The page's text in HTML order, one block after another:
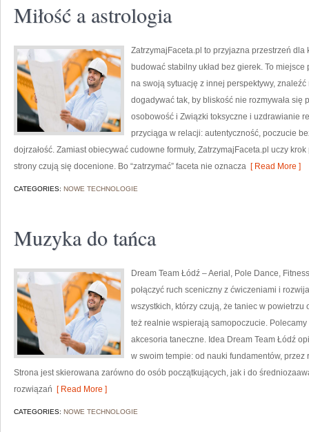
Miłość a astrologia
ZatrzymajFaceta.pl to przyjazna przestrzeń
budować stabilny układ bez gierek. To miejsce
na swoją sytuację z innej perspektywy,
dogadywać tak, by bliskość nie rozmywała
osobowość i Związki toksyczne i uzdrawianie
przyciąga w relacji: autentyczność, poczucie
dojrzałość. Zamiast obiecywać cudowne formuły, ZatrzymajFaceta.pl uczy
strony czują się docenione. Bo “zatrzymać” faceta nie oznacza [ Read More ]
CATEGORIES: NOWE TECHNOLOGIE
Muzyka do tańca
Dream Team Łódź – Aerial, Pole Dance,
połączyć ruch sceniczny z ćwiczeniami i
wszystkich, którzy czują, że taniec w
też realnie wspierają samopoczucie.
akcesoria taneczne. Idea Dream Team Łódź
w swoim tempie: od nauki fundamentów,
Strona jest skierowana zarówno do osób początkujących, jak i do
rozwiązań [ Read More ]
CATEGORIES: NOWE TECHNOLOGIE